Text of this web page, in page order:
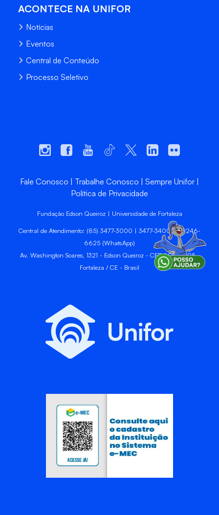
ACONTECE NA UNIFOR
Notícias
Eventos
Central de Conteúdo
Processo Seletivo
Fale Conosco Trabalhe Conosco
Sempre Unifor
Política de Privacidade
Fundação Edson Queiroz | Universidade de Fortaleza
Central de Atendimento: (85) 3477-3000 | 3477-3400 | 99246-
6625 (WhatsApp)
Av. Washington Soares, 1321 - Edson Queiroz - CEP 60811-905 -
Fortaleza / CE - Brasil